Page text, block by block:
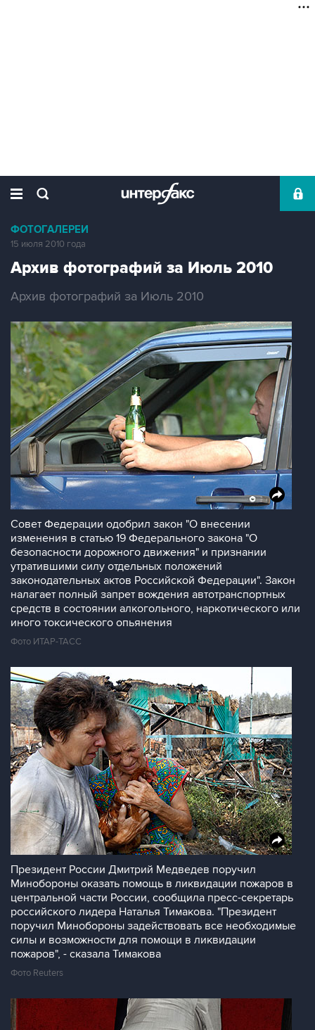
ФОТОГАЛЕРЕИ
15 июля 2010 года
Архив фотографий за Июль 2010
Архив фотографий за Июль 2010
Совет Федерации одобрил закон "О внесении
изменения в статью 19 Федерального закона "О
безопасности дорожного движения" и признании
утратившими силу отдельных положений
законодательных актов Российской Федерации". Закон
налагает полный запрет вождения автотранспортных
средств в состоянии алкогольного, наркотического или
иного токсического опьянения
Фото ИТАР-ТАСС
Президент России Дмитрий Медведев поручил
Минобороны оказать помощь в ликвидации пожаров в
центральной части России, сообщила пресс-секретарь
российского лидера Наталья Тимакова. "Президент
поручил Минобороны задействовать все необходимые
силы и возможности для помощи в ликвидации
пожаров", - сказала Тимакова
Фото Reuters